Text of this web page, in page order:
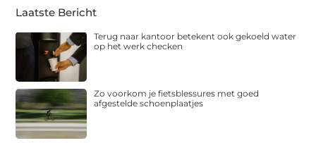
Laatste Bericht
Terug naar kantoor betekent ook gekoeld water
op het werk checken
Zo voorkom je fietsblessures met goed
afgestelde schoenplaatjes